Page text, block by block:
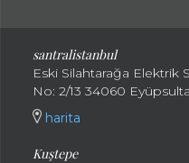
santralistanbul
Eski Silahtarağa Elektrik
No: 2/13 34060
harita
Kuştepe